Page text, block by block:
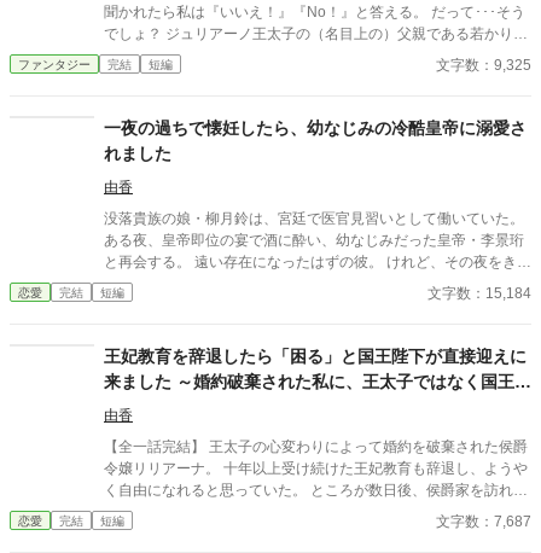
聞かれたら私は『いいえ！』『No！』と答える。 だって･･･そう
でしょ？ ジュリアーノ王太子の（名目上の）父親である若かりし
頃の陛下曰く「私と彼女は真実の愛で結ばれている」という何が
何だか訳の分からない理屈で、婚約者だった大臣の姫ではなく平
になった女は庭師と不倫して不義の子を儲け、その不義の子こと
ジュリアーノは陛下が側室にも成れない身分の低い女が産んだ息
子のユーリアを後宮に入れて妃のように扱っているのよーーー
っ！！！ 私とジュリアーノの結婚は王太子の後見になって欲しい
と陛下から土下座をされてまで請われたもの。 それなのに･･･ジ
ュリアーノは私を後宮の片隅に追いやりユーリアと毎晩「アッ
ー！」をしている。 しかも！ ジュリアーノはユーリアと「アッ
ー！」をするにしてもベルフィーネという存在が邪魔という理由
だけで、正式な王太子妃である私を車裂きの刑にしやがるの
うBLゲームの、悪役と位置づけられている王太子妃のベルフィー
ネに転生していたのよーーーっ！！！ 思い付きで書いたので、ガ
古代ギリシャ・ローマ神話、古代バビロニアをベースにしたファ
ンタジー、ベルフィーネの一人称は『私』と書いて『わたくし』
です。
ファンタジー 完結 短編 文字数：9,325
一夜の過ちで懐妊したら、幼なじみの冷酷皇帝に溺愛さ
れました
由香
没落貴族の娘・柳月鈴は、宮廷で医官見習いとして働いていた。
ある夜、皇帝即位の宴で酒に酔い、幼なじみだった皇帝・李景珩
と再会する。 遠い存在になったはずの彼。 けれど、その夜をきっ
かけに月鈴の運命は大きく動き出す。 冷酷と恐れられる皇帝が、
なぜか彼女だけには甘すぎて――。
恋愛 完結 短編 文字数：15,184
王妃教育を辞退したら「困る」と国王陛下が直接迎えに
来ました ～婚約破棄された私に、王太子ではなく国王陛
下が求婚してきます〜
由香
【全一話完結】 王太子の心変わりによって婚約を破棄された侯爵
令嬢リリアーナ。 十年以上受け続けた王妃教育も辞退し、ようや
く自由になれると思っていた。 ところが数日後、侯爵家を訪れた
のは国王陛下本人。 「王妃教育を辞退されると困る。私の妃にな
ってほしい」 努力を踏みにじった王太子はすべてを失い、選ばれ
恋愛 完結 短編 文字数：7,687